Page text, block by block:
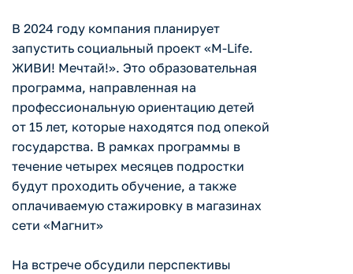
В 2024 году компания планирует
запустить социальный проект «M-Life.
ЖИВИ! Мечтай!». Это образовательная
программа, направленная на
профессиональную ориентацию детей
от 15 лет, которые находятся под опекой
государства. В рамках программы в
течение четырех месяцев подростки
будут проходить обучение, а также
оплачиваемую стажировку в магазинах
сети «Магнит»
На встрече обсудили перспективы